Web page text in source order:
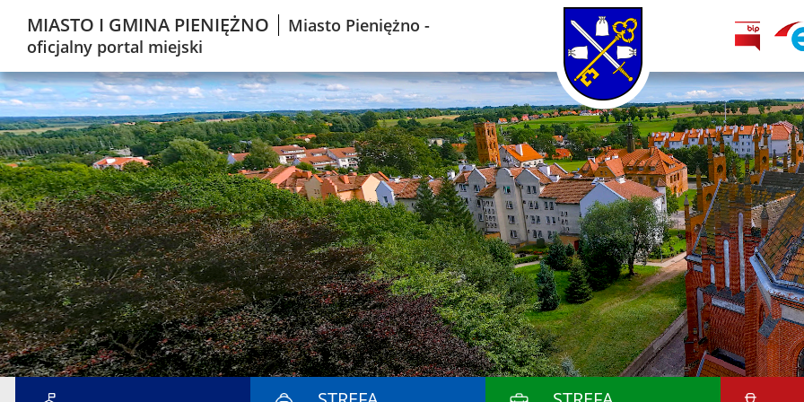
MIASTO I GMINA PIENIĘŻNO
Miasto Pieniężno -
oficjalny portal miejski